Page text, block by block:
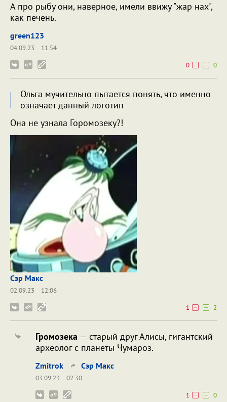
А про рыбу они, наверное, имели ввижу "жар нах",
как печень.
green123
04.09.23
11:54
0
0
Ольга мучительно пытается понять, что именно
означает данный логотип
Она не узнала Горомозеку?!
Сэр Макс
02.09.23
12:06
1
2
Громозека — старый друг Алисы, гигантский
археолог с планеты Чумароз.
Zmitrok Сэр Макс
03.09.23
02:30
1
0